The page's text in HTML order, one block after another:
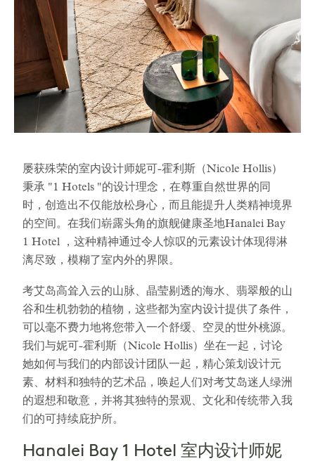
屡获殊荣的室内设计师妮可-霍利斯（Nicole Hollis）
秉承 "1 Hotels "的设计理念，在尊重自然世界的同
时，创造出不仅能放松身心，而且能提升人类精神境界
的空间。在我们崭露头角的旗舰健康圣地Hanalei Bay
1 Hotel ，这种精神通过令人惊叹的元素设计体现得淋
漓尽致，模糊了室内外的界限。
考艾岛高耸入云的山脉、晶莹剔透的海水、翡翠般的山
谷和生机勃勃的植物，这些都为室内设计提供了条件，
可以毫不费力地将您带入一个舒缓、空灵的世外桃源。
我们与妮可-霍利斯（Nicole Hollis）坐在一起，讨论
她如何与我们的内部设计团队一起，精心策划设计元
素、材料和独特的艺术品，唤起人们对考艾岛迷人绿洲
的遐想和敬意，并将其独特的景观、文化和传统带入我
们的可持续庇护所。
Hanalei Bay 1 Hotel 室内设计师妮